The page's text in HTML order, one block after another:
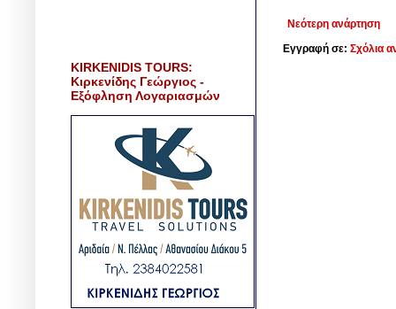
Νεότερη ανάρτηση
Εγγραφή σε: Σχόλια
KIRKENIDIS TOURS:
Κιρκενίδης Γεώργιος -
Εξόφληση Λογαριασμών